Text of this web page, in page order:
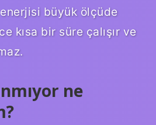
büyük ölçüde
kısa bir süre çalışır ve
ne